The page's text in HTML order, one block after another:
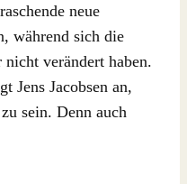
neue
während sich die
nicht verändert haben.
Jens Jacobsen an,
sein. Denn auch